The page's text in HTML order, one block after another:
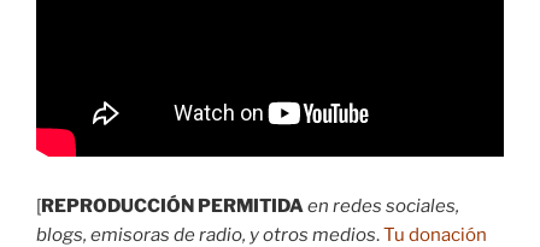
[REPRODUCCIÓN PERMITIDAen redes sociales,
blogs, emisoras de radio, y otros medios.Tu donación